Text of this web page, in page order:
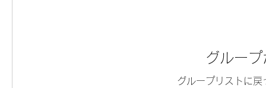
グルー
グループリストに